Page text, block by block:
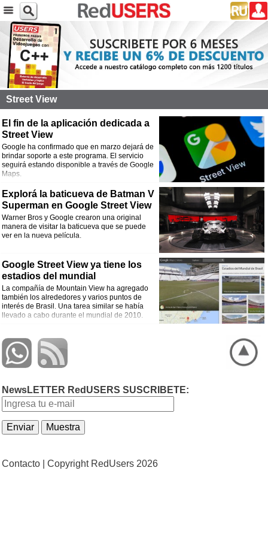
Street View
El fin de la aplicación dedicada a
Street View
Google ha confirmado que en marzo dejará de
brindar soporte a este programa. El servicio
seguirá estando disponible a través de Google
Maps.
Explorá la baticueva de Batman V
Superman en Google Street View
Warner Bros y Google crearon una original
manera de visitar la baticueva que se puede
ver en la nueva película.
Google Street View ya tiene los
estadios del mundial
La compañía de Mountain View ha agregado
también los alrededores y varios puntos de
interés de Brasil. Una tarea similar se había
llevado a cabo durante el mundial de 2010.
NewsLETTER RedUSERS SUSCRIBETE:
Contacto | Copyright RedUsers 2026